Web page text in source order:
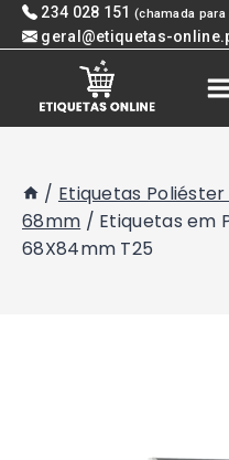
Skip 234 028 151 (chamada
geral@etiquetas-
/ Etiquetas
68mm / Etiquetas em
68X84mm T25